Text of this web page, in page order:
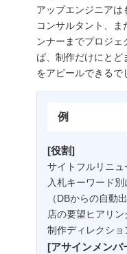
アップエンジニアは
コンサルタント、ま
ンナーまでプロジ
ば、制作だけにとど
をアピールできるで
例
[役割]
サイトフルリニ
入札キーワード
（DBからの自動
店の要望ヒアリ
制作ディレクショ
[アサインメンバ